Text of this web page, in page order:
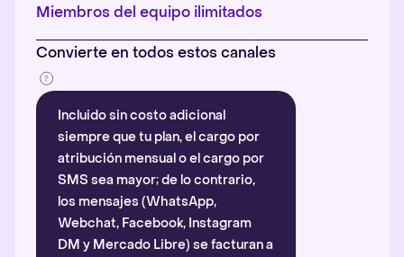
Miembros del equipo ilimitados
Convierte en todos estos canales
Incluido sin costo adicional
siempre que tu plan, el cargo por
atribución mensual o el cargo por
SMS sea mayor; de lo contrario,
los mensajes (WhatsApp,
Webchat, Facebook, Instagram
DM y Mercado Libre) se facturan a